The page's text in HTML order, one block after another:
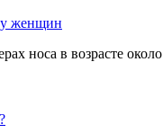
носа в возрасте около